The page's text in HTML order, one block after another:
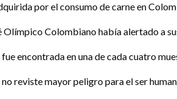
por el consumo de carne en
Olímpico Colombiano había alertado a
fue encontrada en una de cada cuatro
no reviste mayor peligro para el ser